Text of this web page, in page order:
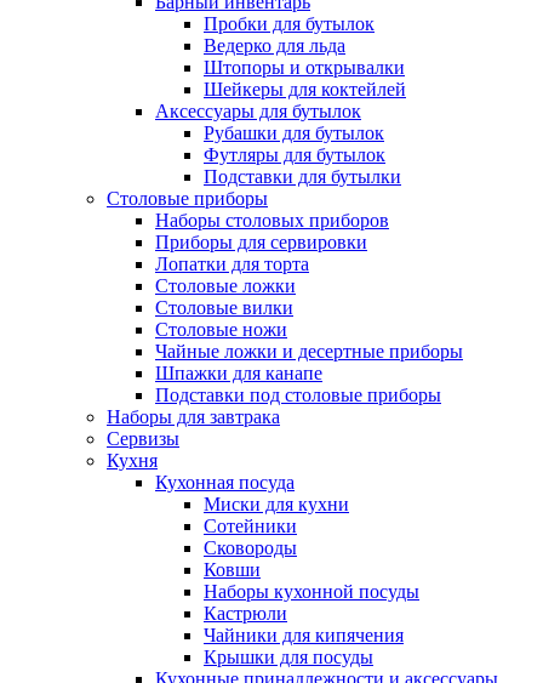
Пробки для бутылок
Ведерко для льда
Штопоры и открывалки
Шейкеры для коктейлей
Аксессуары для бутылок
Рубашки для бутылок
Футляры для бутылок
Подставки для бутылки
Столовые приборы
Наборы столовых приборов
Приборы для сервировки
Лопатки для торта
Столовые ложки
Столовые вилки
Столовые ножи
Чайные ложки и десертные приборы
Шпажки для канапе
Подставки под столовые приборы
Наборы для завтрака
Сервизы
Кухня
Кухонная посуда
Миски для кухни
Сотейники
Сковороды
Ковши
Наборы кухонной посуды
Кастрюли
Чайники для кипячения
Крышки для посуды
Кухонные принадлежности и аксессуары